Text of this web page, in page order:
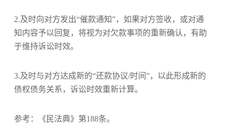
2.及时向对方发出“催款通知”，如果对方签收，或对通
知内容予以回复，将视为对欠款事项的重新确认，有助
于维持诉讼时效。
3.及时与对方达成新的“还款协议/时间”，以此形成新的
债权债务关系，诉讼时效重新计算。
参考：《民法典》第188条。